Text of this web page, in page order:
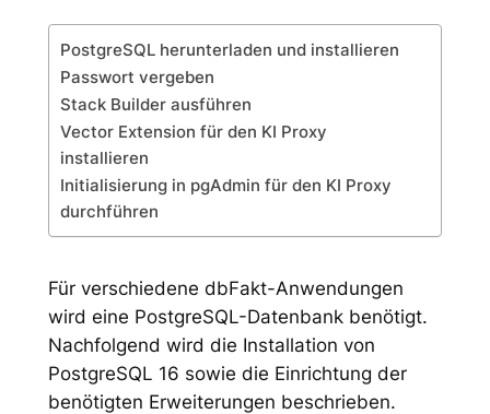
PostgreSQL herunterladen und installieren
Passwort vergeben
Stack Builder ausführen
Vector Extension für den KI Proxy
installieren
Initialisierung in pgAdmin für den KI Proxy
durchführen
Für verschiedene dbFakt-Anwendungen
wird eine PostgreSQL-Datenbank benötigt.
Nachfolgend wird die Installation von
PostgreSQL 16 sowie die Einrichtung der
benötigten Erweiterungen beschrieben.